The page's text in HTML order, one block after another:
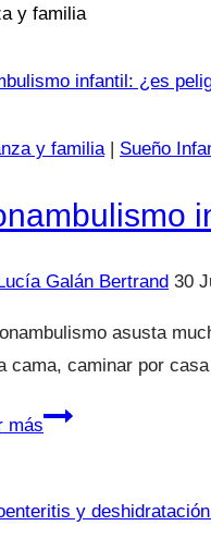
y familia
y familia| Sueño
Lucía Galán Bertrand 30
asusta
cama, caminar por
másSonambulismo
peligroso